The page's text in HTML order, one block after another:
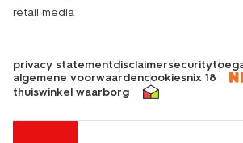
retail media
privacy statementdisclaimersecurity
algemene voorwaardencookiesnix 18
thuiswinkel waarborg